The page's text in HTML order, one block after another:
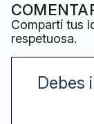
Compartí tus
respetuosa.
Debes